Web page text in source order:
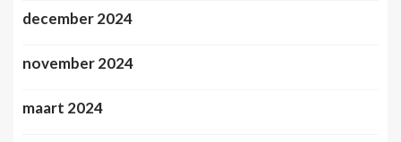
december 2024
november 2024
maart 2024